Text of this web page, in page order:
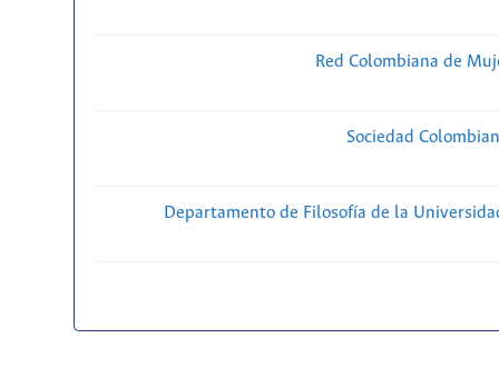
Red Colombiana de
Sociedad
Departamento de Filosofía de la